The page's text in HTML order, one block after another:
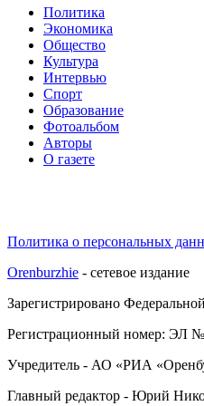
Политика
Экономика
Общество
Культура
Интервью
Спорт
Образование
Фотоальбом
Авторы
О газете
Политика о персональных
Orenburzhie - сетевое издание
Зарегистрировано
Регистрационный номер: ЭЛ
Учредитель - АО «РИА
Главный редактор - Юрий